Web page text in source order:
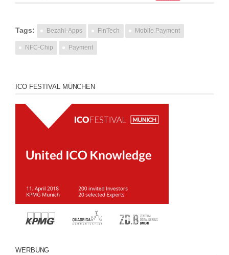
Tags: Bezahl-Apps FinTech Mobile Payment
NFC-Chip Payment
ICO FESTIVAL MÜNCHEN
WERBUNG